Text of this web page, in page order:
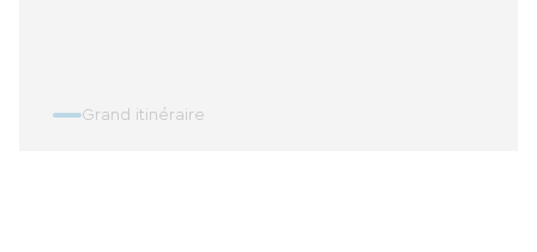
Grand itinéraire